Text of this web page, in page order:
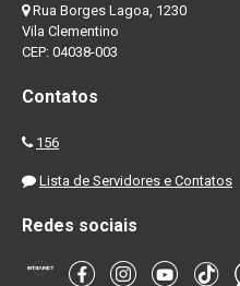
Rua Borges Lagoa, 1230
Vila Clementino
CEP: 04038-003
Contatos
156
Lista de Servidores e Contatos
Redes sociais